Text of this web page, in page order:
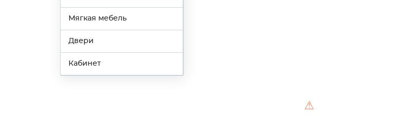
Мягкая мебель
Двери
Кабинет
⚠